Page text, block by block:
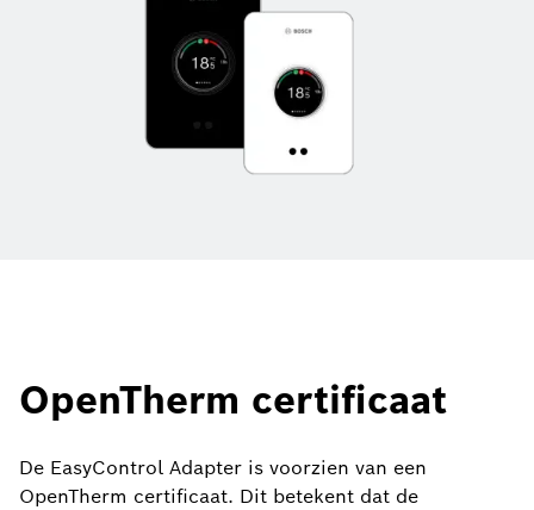
OpenTherm certificaat
De EasyControl Adapter is voorzien van een
OpenTherm certificaat. Dit betekent dat de